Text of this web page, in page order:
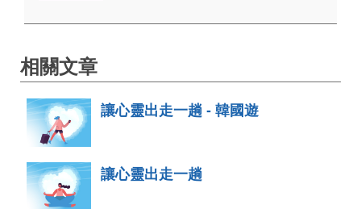
相關文章
讓心靈出走一趟 - 韓國遊
讓心靈出走一趟